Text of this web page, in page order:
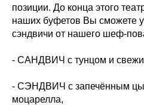
позиции. До конца этого
наших буфетов Вы сможете
сэндвичи от нашего шеф-
- САНДВИЧ с тунцом и
- СЭНДВИЧ с запечённым
моцарелла,